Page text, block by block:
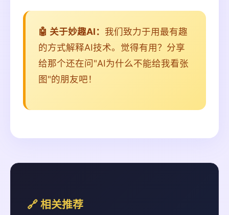
🤖 关于妙趣AI： 我们致力于用最有趣
的方式解释AI技术。觉得有用？分享
给那个还在问"AI为什么不能给我看张
图"的朋友吧！
🔗 相关推荐